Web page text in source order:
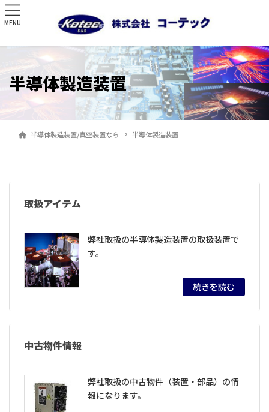
半導体製造装置
半導体製造装置/真空装置なら 半導体製造装置
取扱アイテム
弊社取扱の半導体製造装置の取扱装置で
す。
続きを読む
中古物件情報
弊社取扱の中古物件（装置・部品）の情
報になります。
MENU